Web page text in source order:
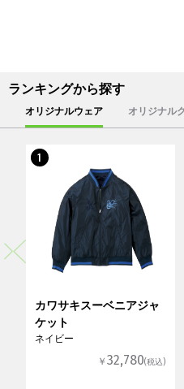
ランキングから探す
オリジナルウェア オリジナル
1
カワサキスーベニアジャ
ケット
ネイビー
￥32,780(税込)